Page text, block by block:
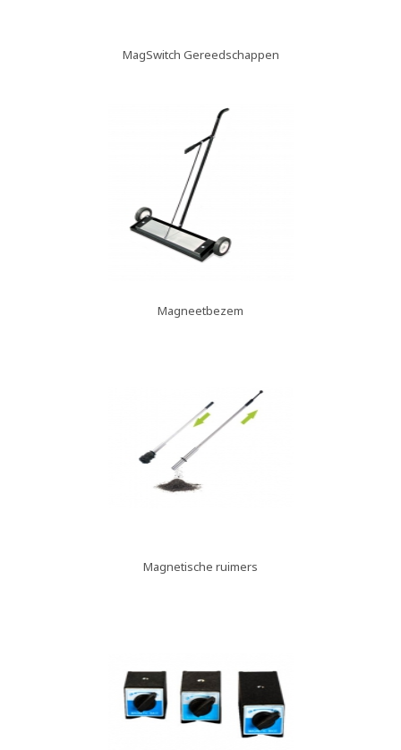
MagSwitch Gereedschappen
Magneetbezem
Magnetische ruimers